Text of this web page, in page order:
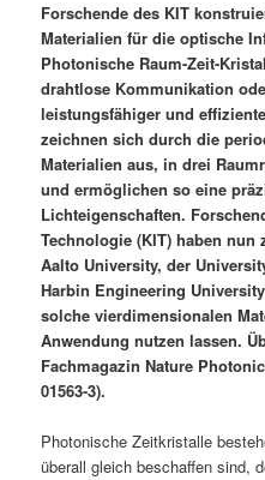
Forschende des KIT
Materialien für die optische
Photonische Raum-Zeit-
drahtlose Kommunikation
leistungsfähiger und
zeichnen sich durch die
Materialien aus, in drei
und ermöglichen so eine
Lichteigenschaften.
Technologie (KIT) haben
Aalto University, der
Harbin Engineering
solche vierdimensionalen
Anwendung nutzen lassen.
Fachmagazin Nature
01563-3).
Photonische Zeitkristalle
überall gleich beschaffen sind,